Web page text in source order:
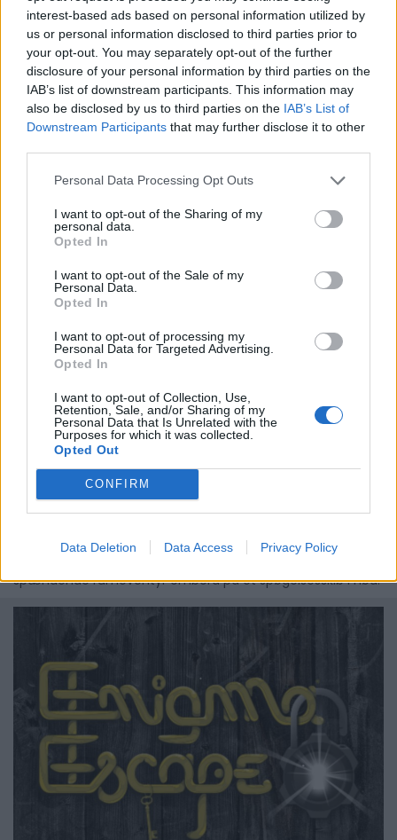
interest-based ads based on personal information utilized by
us or personal information disclosed to third parties prior to
your opt-out. You may separately opt-out of the further
disclosure of your personal information by third parties on the
IAB’s list of downstream participants. This information may
also be disclosed by us to third parties on the IAB’s List of
Downstream Participants that may further disclose it to other
Personal Data Processing Opt Outs
I want to opt-out of the Sharing of my
personal data.
Opted In
I want to opt-out of the Sale of my
Personal Data.
Opted In
I want to opt-out of processing my
Personal Data for Targeted Advertising.
Opted In
I want to opt-out of Collection, Use,
Retention, Sale, and/or Sharing of my
Personal Data that Is Unrelated with the
Purposes for which it was collected.
Opted Out
CONFIRM
Data Deletion Data Access Privacy Policy
Tourbillon Escape AyguesVives
For at løse gåderne i rummene på Tourbillon Escape i
venter på at tilfredsstille din eventyrlyst!
Escape Game - Lindmor Industries
Det fordybende Escape Game Lindmor Industries byder på 1
spændende rumeventyr ombord på et spøgelsesskib i nød.